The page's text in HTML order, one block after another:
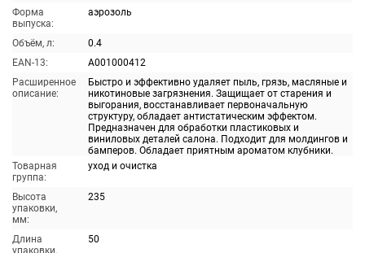
Форма
выпуска:
аэрозоль
Объём, л:
0.4
EAN-13:
A001000412
Расширенное
описание:
Быстро и эффективно удаляет пыль, грязь, масляные и
никотиновые загрязнения. Защищает от старения и
выгорания, восстанавливает первоначальную
структуру, обладает антистатическим эффектом.
Предназначен для обработки пластиковых и
виниловых деталей салона. Подходит для молдингов и
бамперов. Обладает приятным ароматом клубники.
Товарная
группа:
уход и очистка
Высота
упаковки,
мм:
235
Длина
упаковки,
50